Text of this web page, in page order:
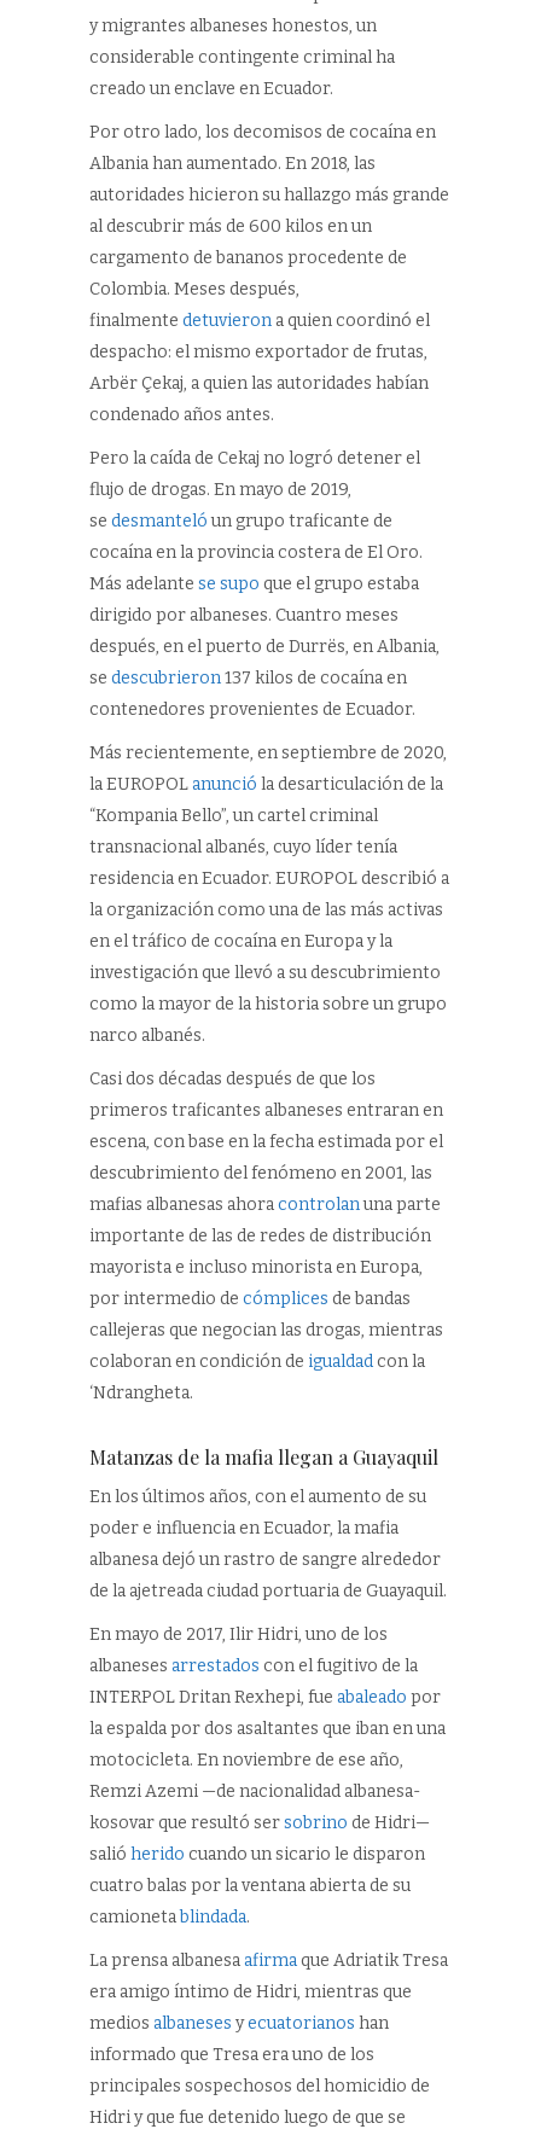
y migrantes albaneses honestos, un
considerable contingente criminal ha
creado un enclave en Ecuador.
Por otro lado, los decomisos de cocaína en
Albania han aumentado. En 2018, las
autoridades hicieron su hallazgo más grande
al descubrir más de 600 kilos en un
cargamento de bananos procedente de
Colombia. Meses después,
finalmente detuvieron a quien coordinó el
despacho: el mismo exportador de frutas,
Arbër Çekaj, a quien las autoridades habían
condenado años antes.
Pero la caída de Cekaj no logró detener el
flujo de drogas. En mayo de 2019,
se desmantelóun grupo traficante de
cocaína en la provincia costera de El Oro.
Más adelante se supo que el grupo estaba
dirigido por albaneses. Cuantro meses
después, en el puerto de Durrës, en Albania,
se descubrieron137 kilos de cocaína en
contenedores provenientes de Ecuador.
Más recientemente, en septiembre de 2020,
la EUROPOL anunció la desarticulación de la
“Kompania Bello”, un cartel criminal
transnacional albanés, cuyo líder tenía
residencia en Ecuador. EUROPOL describió a
la organización como una de las más activas
en el tráfico de cocaína en Europa y la
investigación que llevó a su descubrimiento
como la mayor de la historia sobre un grupo
narco albanés.
Casi dos décadas después de que los
primeros traficantes albaneses entraran en
escena, con base en la fecha estimada por el
descubrimiento del fenómeno en 2001, las
mafias albanesas ahoracontrolanuna parte
importante de las de redes de distribución
mayorista e incluso minorista en Europa,
por intermedio de cómplices de bandas
callejeras que negocian las drogas, mientras
colaboran en condición de igualdad con la
‘Ndrangheta.
Matanzas de la mafia llegan a Guayaquil
En los últimos años, con el aumento de su
poder e influencia en Ecuador, la mafia
albanesa dejó un rastro de sangre alrededor
de la ajetreada ciudad portuaria de Guayaquil.
En mayo de 2017, Ilir Hidri, uno de los
albaneses arrestados con el fugitivo de la
INTERPOL Dritan Rexhepi, fue abaleado por
la espalda por dos asaltantes que iban en una
motocicleta. En noviembre de ese año,
Remzi Azemi —de nacionalidad albanesa-
kosovar que resultó sersobrino de Hidri—
salió herido cuando un sicario le disparon
cuatro balas por la ventana abierta de su
camionetablindada.
La prensa albanesa afirmaque Adriatik Tresa
era amigo íntimo de Hidri, mientras que
medios albaneses yecuatorianos han
informado que Tresa era uno de los
principales sospechosos del homicidio de
Hidri y que fue detenido luego de que se